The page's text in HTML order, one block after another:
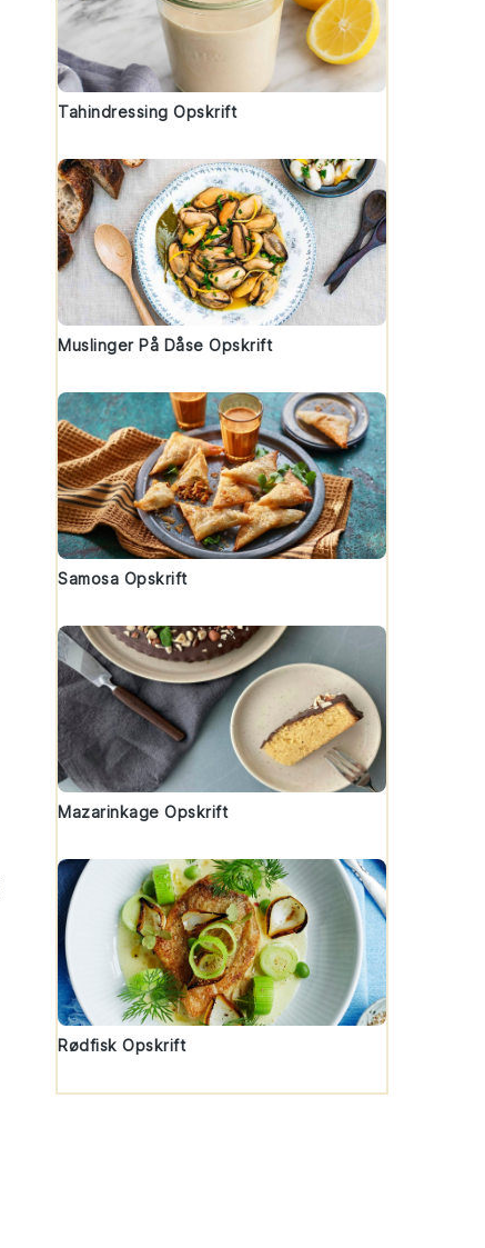
Tahindressing Opskrift
Muslinger På Dåse Opskrift
Samosa Opskrift
Mazarinkage Opskrift
Rødfisk Opskrift